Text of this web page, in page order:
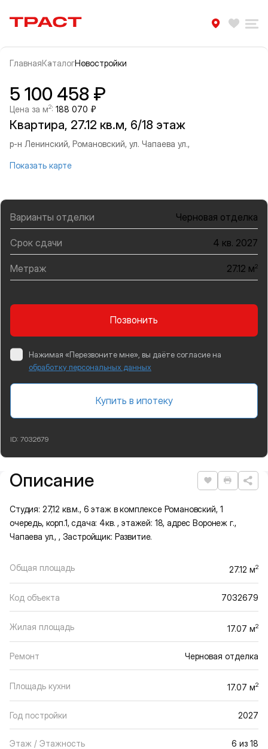
Траст | Служба недвижимости
ГлавнаяКаталогНовостройки
Информация об объекте
Галерея
5 100 458 ₽
Цена за м2: 188 070 ₽
Квартира, 27.12 кв.м, 6/18 этаж
р-н Ленинский, Романовский, ул. Чапаева ул.,
Показать карте
Варианты отделки Черновая отделка
Срок сдачи 4 кв. 2027
Метраж 27.12 м2
Позвонить
Нажимая «Перезвоните мне», вы даёте согласие на
обработку персональных данных
Купить в ипотеку
ID: 7032679
Подробная информация
Описание Нравится
Студия: 27,12 кв.м., 6 этаж в комплексе Романовский, 1
очередь, корп.1, сдача: 4кв. , этажей: 18, адрес Воронеж г.,
Чапаева ул., , Застройщик: Развитие.
Общая площадь 27.12 м2
Код объекта 7032679
Жилая площадь 17.07 м2
Ремонт Черновая отделка
Площадь кухни 17.07 м2
Год постройки 2027
Этаж / Этажность 6 из 18